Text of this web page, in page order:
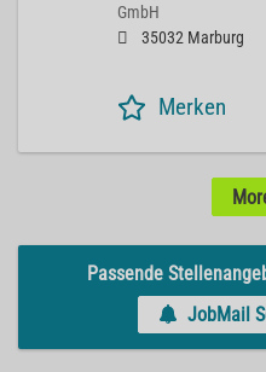
GmbH
35032 Marburg
Merken
Passende
JobMail